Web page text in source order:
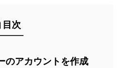
目次
のアカウントを作成